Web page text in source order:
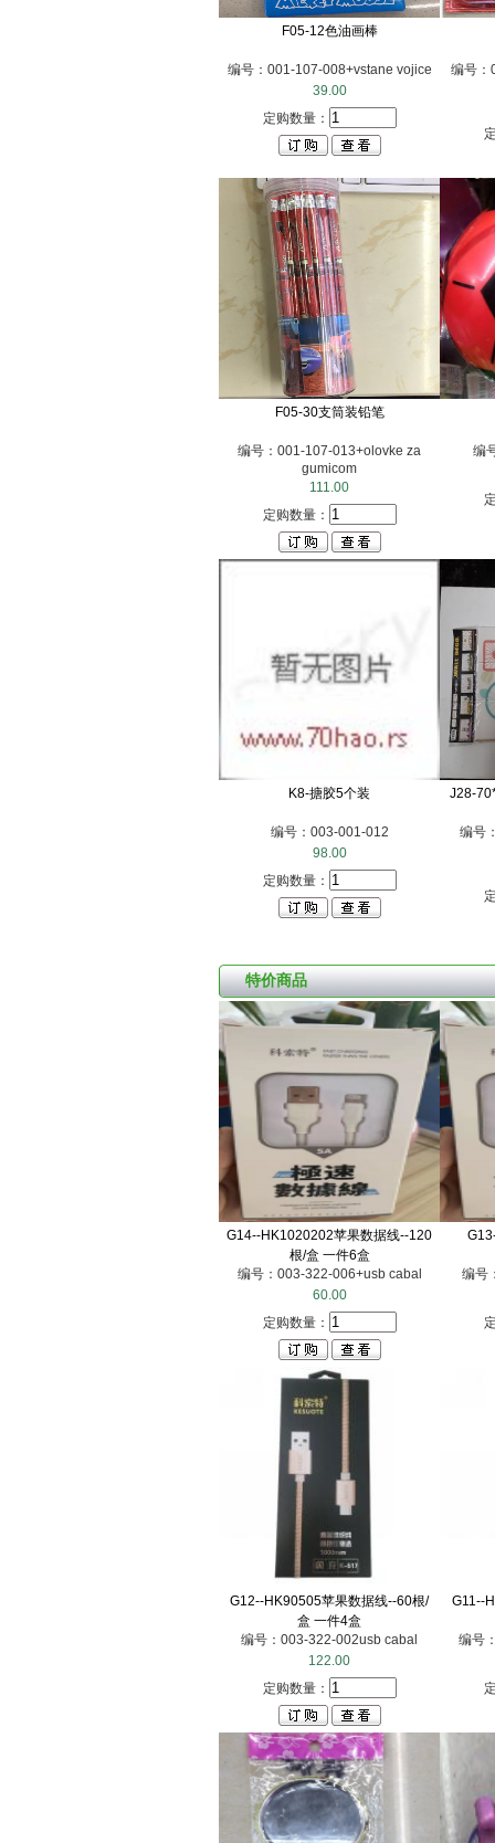
F05-12色油画棒
编号：001-107-008+vstane vojice
39.00
定购数量：
编号：
F05-30支筒装铅笔
编号：001-107-013+olovke za
gumicom
111.00
定购数量：
编
K8-搪胶5个装
编号：003-001-012
98.00
定购数量：
J28-
编号
特价商品
G14--HK1020202苹果数据线--120
根/盒 一件6盒
编号：003-322-006+usb cabal
60.00
定购数量：
编号
G12--HK90505苹果数据线--60根/
盒 一件4盒
编号：003-322-002usb cabal
122.00
定购数量：
G11--
编号